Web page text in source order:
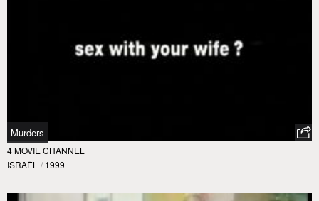
Murders
4 MOVIE CHANNEL
ISRAËL / 1999